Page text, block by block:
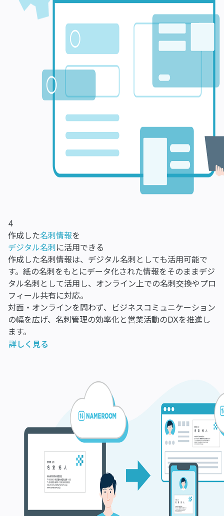
4
作成した名刺情報を
デジタル名刺に活用できる
作成した名刺情報は、デジタル名刺としても活用可能で
す。紙の名刺をもとにデータ化された情報をそのままデジ
タル名刺として活用し、オンライン上での名刺交換やプロ
フィール共有に対応。
対面・オンラインを問わず、ビジネスコミュニケーション
の幅を広げ、名刺管理の効率化と営業活動のDXを推進し
ます。
詳しく見る